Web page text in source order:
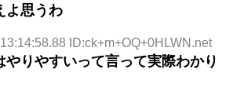
よ思うわ
ID:ck+m+OQ+0HLWN.net
やりやすいって言って実際わかり